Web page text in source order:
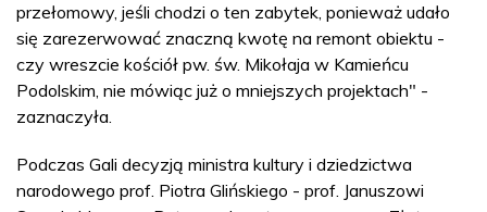
przełomowy, jeśli chodzi o ten zabytek, ponieważ udało
się zarezerwować znaczną kwotę na remont obiektu -
czy wreszcie kościół pw. św. Mikołaja w Kamieńcu
Podolskim, nie mówiąc już o mniejszych projektach" -
zaznaczyła.
Podczas Gali decyzją ministra kultury i dziedzictwa
narodowego prof. Piotra Glińskiego - prof. Januszowi